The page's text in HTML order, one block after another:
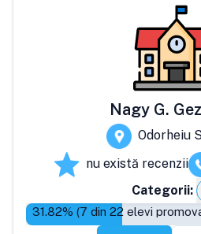
Nagy G.
Odorheiu
nu există recenzii
Categorii:
31.82% (7 din 22 elevi